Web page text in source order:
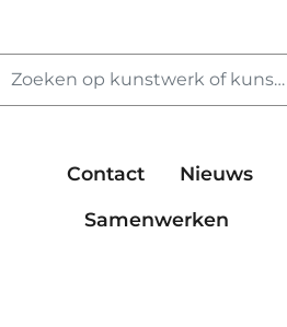
Contact Nieuws
Samenwerken